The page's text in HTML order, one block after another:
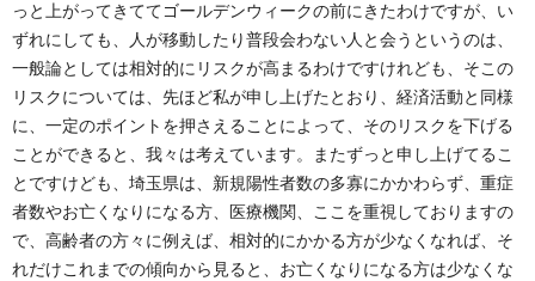
っと上がってきててゴールデンウィークの前にきたわけですが、い
ずれにしても、人が移動したり普段会わない人と会うというのは、
一般論としては相対的にリスクが高まるわけですけれども、そこの
リスクについては、先ほど私が申し上げたとおり、経済活動と同様
に、一定のポイントを押さえることによって、そのリスクを下げる
ことができると、我々は考えています。またずっと申し上げてるこ
とですけども、埼玉県は、新規陽性者数の多寡にかかわらず、重症
者数やお亡くなりになる方、医療機関、ここを重視しておりますの
で、高齢者の方々に例えば、相対的にかかる方が少なくなれば、そ
れだけこれまでの傾向から見ると、お亡くなりになる方は少なくな